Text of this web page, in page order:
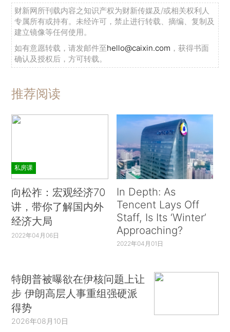
财新网所刊载内容之知识产权为财新传媒及/或相关权利人
专属所有或持有。未经许可，禁止进行转载、摘编、复制及
建立镜像等任何使用。
如有意愿转载，请发邮件至hello@caixin.com ，获得书面
确认及授权后，方可转载。
推荐阅读
私房课
向松祚：宏观经济70
讲，带你了解国内外
经济大局
2022年04月06日
In Depth: As
Tencent Lays Off
Staff, Is Its ‘Winter’
Approaching?
2022年04月01日
特朗普被曝欲在伊核问题上让
步 伊朗高层人事重组强硬派
得势
2026年08月10日